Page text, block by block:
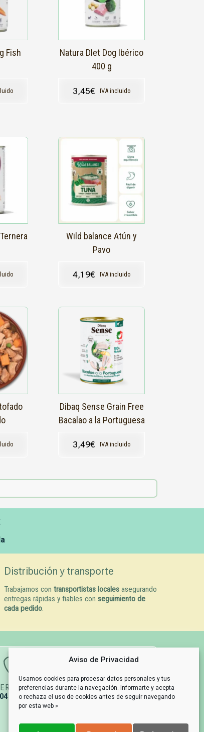
Aviso de Privacidad
Usamos cookies para procesar datos personales y tus
preferencias durante la navegación. Informarte y acepta
o rechaza el uso de cookies antes de seguir navegando
por esta web »
Fish
Natura DIet Dog Ibérico
400 g
3,45€ IVA incluido
Wild balance Atún y
Pavo
4,19€ IVA incluido
Dibaq Sense Grain Free
Bacalao a la Portuguesa
3,49€ IVA incluido
Distribución y transporte
Trabajamos con transportistas locales asegurando
entregas rápidas y fiables conseguimiento de
cada pedido.
67 79
GESTIÓN DE PEDIDOS
info@naturpetmascotas.es